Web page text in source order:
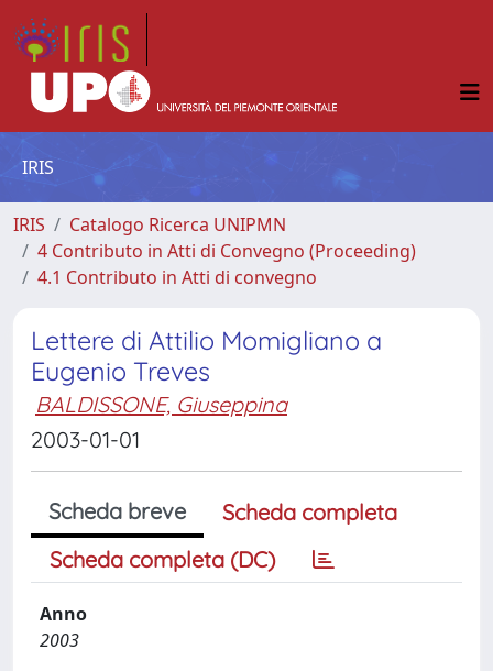
IRIS
IRIS
Catalogo Ricerca UNIPMN
4 Contributo in Atti di Convegno (Proceeding)
4.1 Contributo in Atti di convegno
Lettere di Attilio Momigliano a
Eugenio Treves
BALDISSONE, Giuseppina
2003-01-01
Scheda breve
Scheda completa
Scheda completa (DC)
Anno
2003